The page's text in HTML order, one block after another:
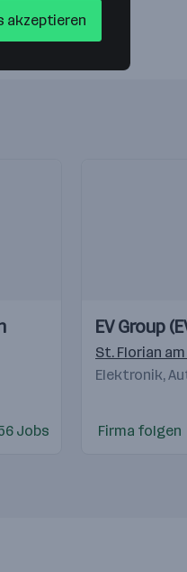
Jobs
Videos
Einblicke
Einblicke
EV Group
St. Florian am
Elektronik,
Firma folgen
akzeptieren